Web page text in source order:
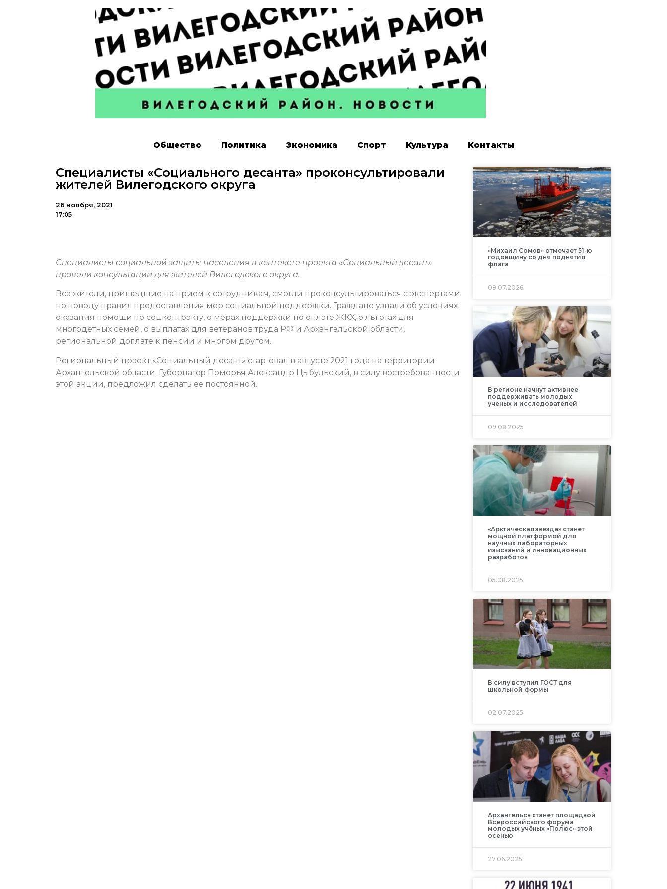
Общество Политика Экономика Спорт Культура Контакты
Специалисты «Социального десанта» проконсультировали
жителей Вилегодского округа
26 ноября, 2021
17:05
Специалисты социальной защиты населения в контексте проекта «Социальный десант»
провели консультации для жителей Вилегодского округа.
Все жители, пришедшие на прием к сотрудникам, смогли проконсультироваться с экспертами
по поводу правил предоставления мер социальной поддержки. Граждане узнали об условиях
оказания помощи по соцконтракту, о мерах поддержки по оплате ЖКХ, о льготах для
многодетных семей, о выплатах для ветеранов труда РФ и Архангельской области,
региональной доплате к пенсии и многом другом.
Региональный проект «Социальный десант» стартовал в августе 2021 года на территории
Архангельской области. Губернатор Поморья Александр Цыбульский, в силу востребованности
этой акции, предложил сделать ее постоянной.
«Михаил Сомов» отмечает 51-ю
годовщину со дня поднятия
флага
09.07.2026
В регионе начнут активнее
поддерживать молодых
ученых и исследователей
09.08.2025
«Арктическая звезда» станет
мощной платформой для
научных лабораторных
изысканий и инновационных
разработок
05.08.2025
В силу вступил ГОСТ для
школьной формы
02.07.2025
Архангельск станет площадкой
Всероссийского форума
молодых учёных «Полюс» этой
осенью
27.06.2025